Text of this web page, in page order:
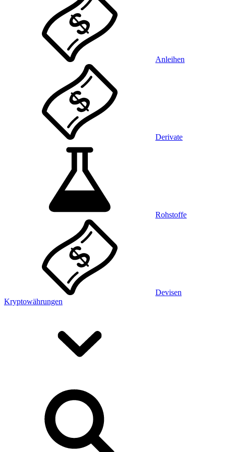
Anleihen
Derivate
Rohstoffe
Devisen
Kryptowährungen